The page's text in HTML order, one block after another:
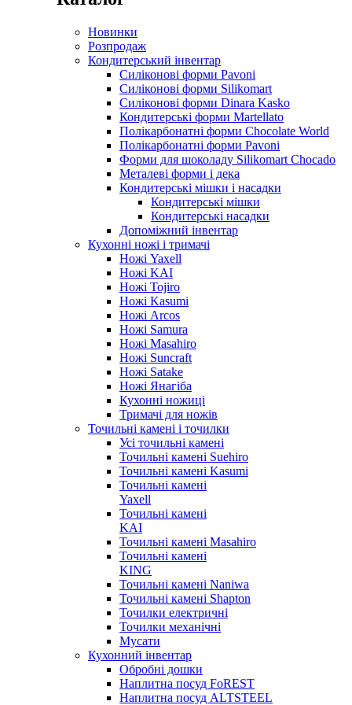
Новинки
Розпродаж
Кондитерський інвентар
Силіконові форми Pavoni
Силіконові форми Silikomart
Силіконові форми Dinara Kasko
Кондитерські форми Martellato
Полікарбонатні форми Chocolate World
Полікарбонатні форми Pavoni
Форми для шоколаду Silikomart Chocado
Металеві форми і дека
Кондитерські мішки і насадки
Кондитерські мішки
Кондитерські насадки
Допоміжний інвентар
Кухонні ножі і тримачі
Ножі Yaxell
Ножі KAI
Ножі Tojiro
Ножі Kasumi
Ножі Arcos
Ножі Samura
Ножі Masahiro
Ножі Suncraft
Ножі Satake
Ножі Янагіба
Кухонні ножиці
Тримачі для ножів
Точильні камені і точилки
Усі точильні камені
Точильні камені Suehiro
Точильні камені Kasumi
Точильні камені
Yaxell
Точильні камені
KAI
Точильні камені Masahiro
Точильні камені
KING
Точильні камені Naniwa
Точильні камені Shapton
Точилки електричні
Точилки механічні
Мусати
Кухонний інвентар
Обробні дошки
Наплитна посуд FoREST
Наплитна посуд ALTSTEEL